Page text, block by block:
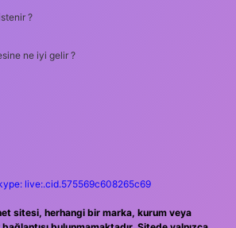
?
ne iyi gelir ?
live:.cid.575569c608265c69
sitesi, herhangi bir marka, kurum veya